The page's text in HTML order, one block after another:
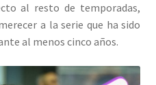
al resto de temporadas,
a la serie que ha sido
al menos cinco años.